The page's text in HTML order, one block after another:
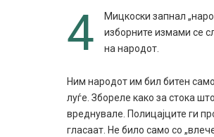
4
Мицкоски запнал
изборните измами се
на народот.
Ним народот им бил битен
луѓе. Збореле како за стока
вреднувале. Полицајците ги
гласаат. Не било само со